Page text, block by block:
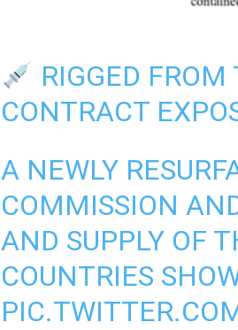
RIGGED
CONTRACT
A NEWLY
COMMISSION
AND SUPPLY OF
COUNTRIES